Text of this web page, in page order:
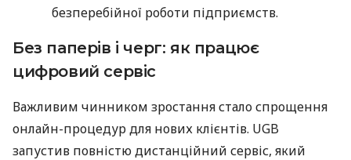
безперебійної роботи підприємств.
Без паперів і черг: як працює
цифровий сервіс
Важливим чинником зростання стало спрощення
онлайн-процедур для нових клієнтів. UGB
запустив повністю дистанційний сервіс, який